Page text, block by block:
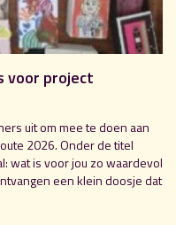
voor project
uit om mee te doen aan
2026. Onder de titel
wat is voor jou zo waardevol
een klein doosje dat